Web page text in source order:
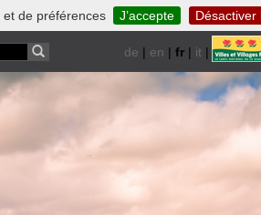
et de préférences J’accepte Désactiver
de | en | fr | it |nl